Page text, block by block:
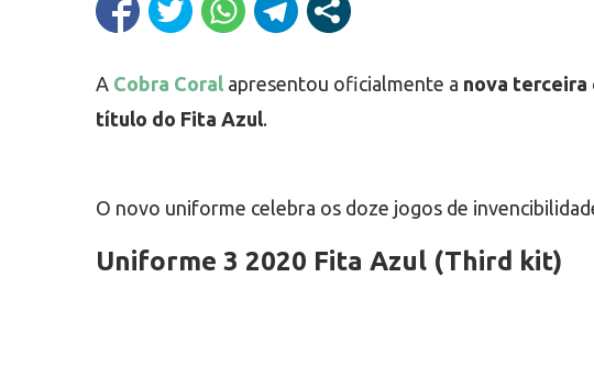
A Cobra Coral apresentou oficialmente a nova terceira
título do Fita Azul.
O novo uniforme celebra os doze jogos de
Uniforme 3 2020 Fita Azul (Third kit)